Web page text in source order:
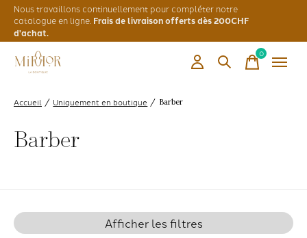
Nous travaillons continuellement pour compléter notre
catalogue en ligne. Frais de livraison offerts dès 200CHF
d'achat.
0items
Accueil / Uniquement en boutique / Barber
Barber
Afficher les filtres